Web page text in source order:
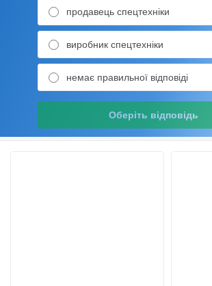
продавець спецтехніки
виробник спецтехніки
немає правильної відповіді
Оберіть відповідь